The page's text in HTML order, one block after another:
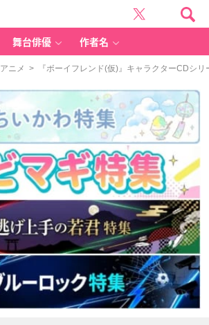
舞台俳優 作者名
アニメ > 『ボーイフレンド(仮)』キャラクターCDシ